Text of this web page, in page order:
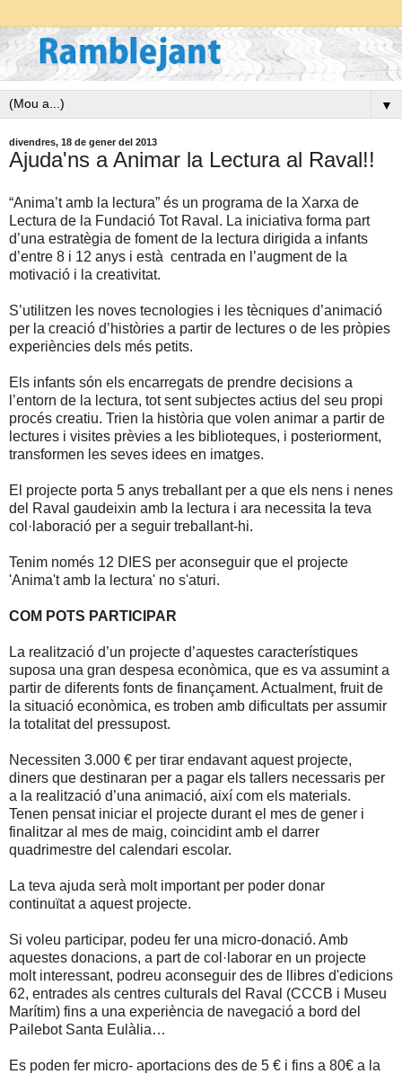
▼
divendres, 18 de gener del 2013
Ajuda'ns a Animar la Lectura al Raval!!
“Anima’t amb la lectura” és un programa de la Xarxa de
Lectura de la Fundació Tot Raval. La iniciativa forma part
d’una estratègia de foment de la lectura dirigida a infants
d’entre 8 i 12 anys i està centrada en l’augment de la
motivació i la creativitat.
S’utilitzen les noves tecnologies i les tècniques d’animació
per la creació d’històries a partir de lectures o de les pròpies
experiències dels més petits.
Els infants són els encarregats de prendre decisions a
l’entorn de la lectura, tot sent subjectes actius del seu propi
procés creatiu. Trien la història que volen animar a partir de
lectures i visites prèvies a les biblioteques, i posteriorment,
transformen les seves idees en imatges.
El projecte porta 5 anys treballant per a que els nens i nenes
del Raval gaudeixin amb la lectura i ara necessita la teva
col·laboració per a seguir treballant-hi.
Tenim només 12 DIES per aconseguir que el projecte
'Anima't amb la lectura' no s'aturi.
COM POTS PARTICIPAR
La realització d’un projecte d’aquestes característiques
suposa una gran despesa econòmica, que es va assumint a
partir de diferents fonts de finançament. Actualment, fruit de
la situació econòmica, es troben amb dificultats per assumir
la totalitat del pressupost.
Necessiten 3.000 € per tirar endavant aquest projecte,
diners que destinaran per a pagar els tallers necessaris per
a la realització d’una animació, així com els materials.
Tenen pensat iniciar el projecte durant el mes de gener i
finalitzar al mes de maig, coincidint amb el darrer
quadrimestre del calendari escolar.
La teva ajuda serà molt important per poder donar
continuïtat a aquest projecte.
Si voleu participar, podeu fer una micro-donació. Amb
aquestes donacions, a part de col·laborar en un projecte
molt interessant, podreu aconseguir des de llibres d'edicions
62, entrades als centres culturals del Raval (CCCB i Museu
Marítim) fins a una experiència de navegació a bord del
Pailebot Santa Eulàlia…
Es poden fer micro- aportacions des de 5 € i fins a 80€ a la